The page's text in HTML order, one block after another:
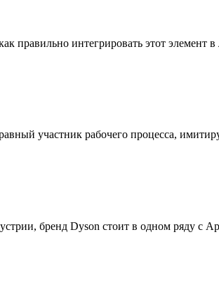
правильно интегрировать этот элемент
участник рабочего процесса,
бренд Dyson стоит в одном ряду с